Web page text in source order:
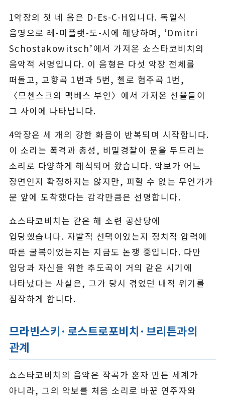
1악장의 첫 네 음은 D-Es-C-H입니다. 독일식
음명으로 레-미플랫-도-시에 해당하며, ‘Dmitri
Schostakowitsch’에서 가져온 쇼스타코비치의
음악적 서명입니다. 이 음형은 다섯 악장 전체를
떠돌고, 교향곡 1번과 5번, 첼로 협주곡 1번,
〈므첸스크의 맥베스 부인〉에서 가져온 선율들이
그 사이에 나타납니다.
4악장은 세 개의 강한 화음이 반복되며 시작합니다.
이 소리는 폭격과 총성, 비밀경찰이 문을 두드리는
소리로 다양하게 해석되어 왔습니다. 악보가 어느
장면인지 확정하지는 않지만, 피할 수 없는 무언가가
문 앞에 도착했다는 감각만큼은 선명합니다.
쇼스타코비치는 같은 해 소련 공산당에
입당했습니다. 자발적 선택이었는지 정치적 압력에
따른 굴복이었는지는 지금도 논쟁 중입니다. 다만
입당과 자신을 위한 추도곡이 거의 같은 시기에
나타났다는 사실은, 그가 당시 겪었던 내적 위기를
짐작하게 합니다.
므라빈스키·로스트로포비치·브리튼과의
관계
쇼스타코비치의 음악은 작곡가 혼자 만든 세계가
아니라, 그의 악보를 처음 소리로 바꾼 연주자와